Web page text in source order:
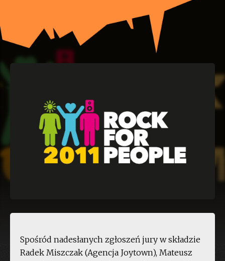
Spośród nadesłanych zgłoszeń jury w składzie
Radek Miszczak (Agencja Joytown), Mateusz